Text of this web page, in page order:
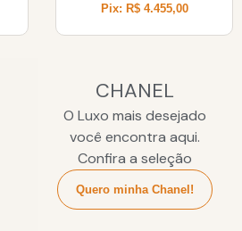
Pix: R$ 4.455,00
CHANEL
O Luxo mais desejado
você encontra aqui.
Confira a seleção
Quero minha Chanel!